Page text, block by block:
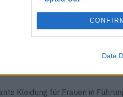
Data
starkes Träger-
findet“. Es geht nicht
und sich als Frau auch im
und verbiegen?
Kleidung für Frauen in